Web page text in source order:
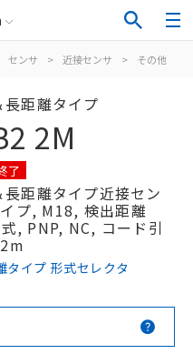
センサ > 近接センサ > その他
距離タイプ
2M
了
距離タイプ近接セン
プ, M18, 検出距離
, PNP, NC, コード引
イプ 形式セレクタ